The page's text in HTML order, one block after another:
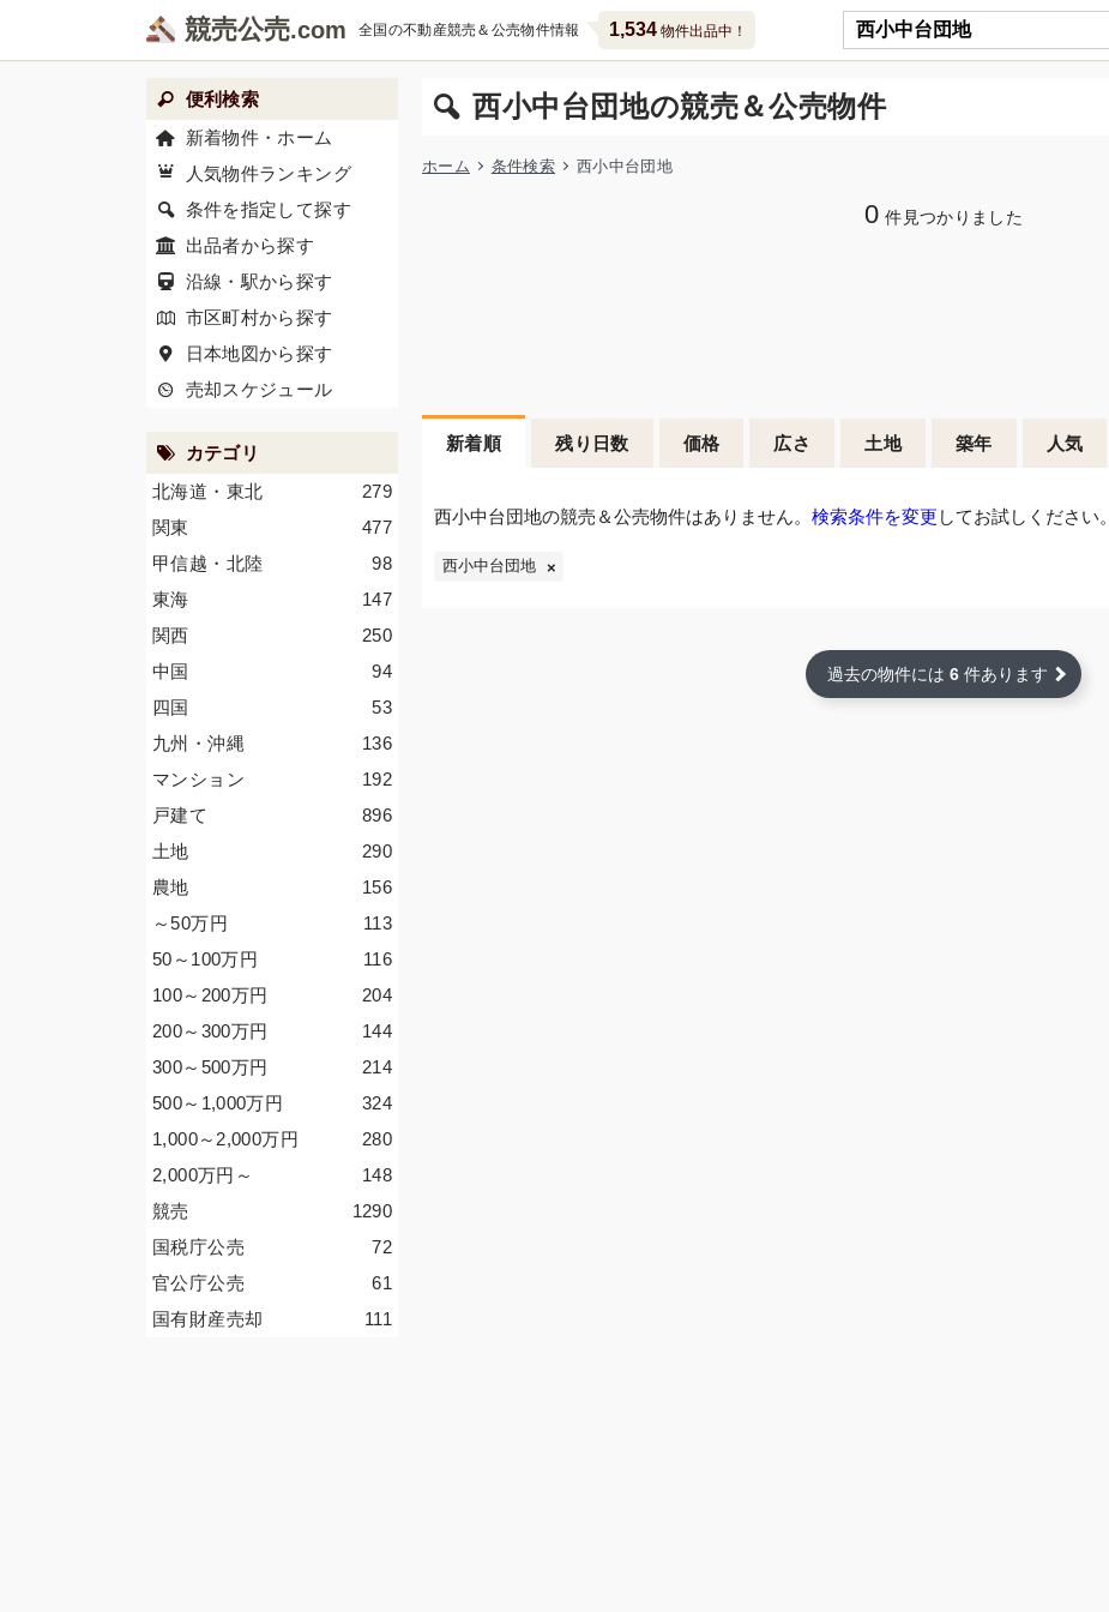
競売公売 全国の不動産競売＆公売物件情報 1,534物件出品中！
西小中台団地の競売＆公売物件
ホーム 条件検索 西小中台団地
0 件見つかりました
新着順 残り日数 価格 広さ 土地 築年 人気
西小中台団地の競売＆公売物件はありません。 検索条件を変更 してお試しください。
西小中台団地
過去の物件には 6 件あります
便利検索
新着物件・ホーム
人気物件ランキング
条件を指定して探す
出品者から探す
沿線・駅から探す
市区町村から探す
日本地図から探す
売却スケジュール
カテゴリ
279
北海道・東北
477
関東
98
甲信越・北陸
147
東海
250
関西
94
中国
53
四国
136
九州・沖縄
192
マンション
896
戸建て
290
土地
156
農地
113
～50万円
116
50～100万円
204
100～200万円
144
200～300万円
214
300～500万円
324
500～1,000万円
280
1,000～2,000万円
148
2,000万円 ～
1290
競売
72
国税庁公売
61
官公庁公売
111
国有財産売却